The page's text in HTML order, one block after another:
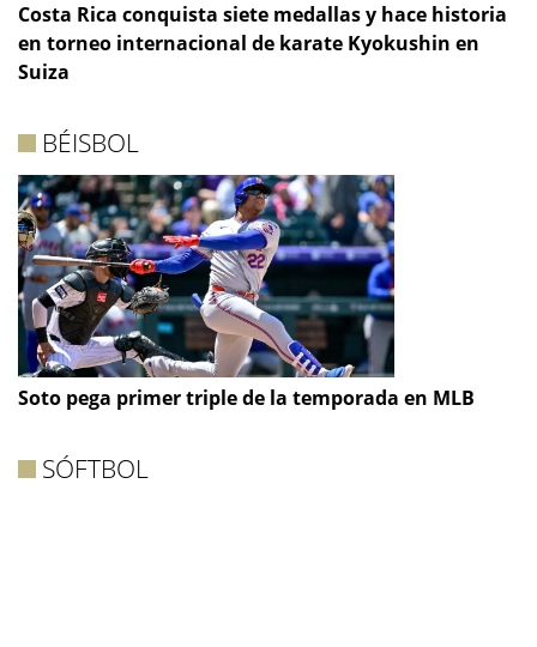
Costa Rica conquista siete medallas y hace historia
en torneo internacional de karate Kyokushin en
Suiza
BÉISBOL
Soto pega primer triple de la temporada en MLB
SÓFTBOL